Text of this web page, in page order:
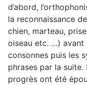
d’abord,
la reconnaissance
chien, marteau,
oiseau etc. …) avant
consonnes puis les
phrases par la suite.
progrès ont été